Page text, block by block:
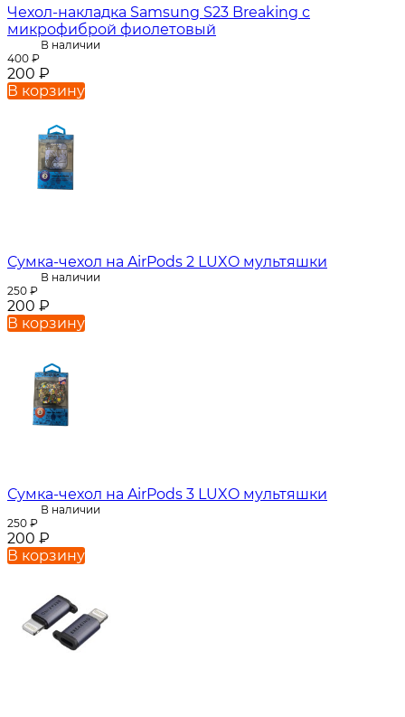
Чехол-накладка Samsung S23 Breaking с
микрофиброй фиолетовый
В наличии
400 ₽
200 ₽
В корзину
Сумка-чехол на AirPods 2 LUXO мультяшки
В наличии
250 ₽
200 ₽
В корзину
Сумка-чехол на AirPods 3 LUXO мультяшки
В наличии
250 ₽
200 ₽
В корзину